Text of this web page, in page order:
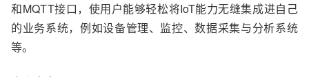
和MQTT接口，使用户能够轻松将IoT能力无缝集成进自己
的业务系统，例如设备管理、监控、数据采集与分析系统
等。